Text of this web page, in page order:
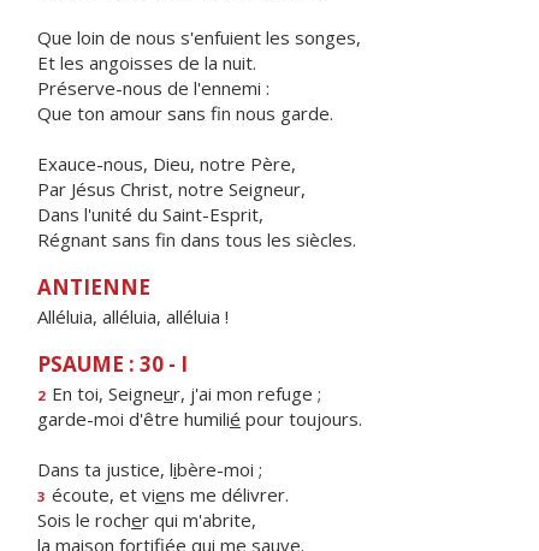
Que loin de nous s'enfuient les songes,
Et les angoisses de la nuit.
Préserve-nous de l'ennemi :
Que ton amour sans fin nous garde.
Exauce-nous, Dieu, notre Père,
Par Jésus Christ, notre Seigneur,
Dans l'unité du Saint-Esprit,
Régnant sans fin dans tous les siècles.
ANTIENNE
Alléluia, alléluia, alléluia !
PSAUME : 30 - I
2 En toi, Seigneur, j'ai mon refuge ;
garde-moi d'être humilié pour toujours.
Dans ta justice, libère-moi ;
3 écoute, et viens me délivrer.
Sois le rocher qui m'abrite,
la maison fortifiée qui me sauve.